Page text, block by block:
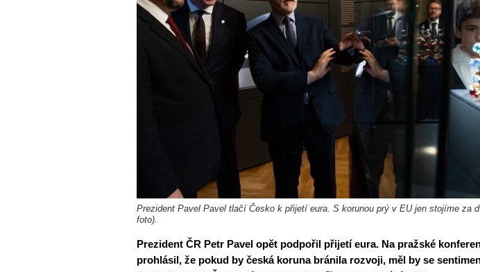
Prezident Pavel Pavel tlačí Česko k přijetí eura. S korunou prý v EU jen stojíme za
foto).
Prezident ČR Petr Pavel opět podpořil přijetí eura. Na pražské
prohlásil, že pokud by česká koruna bránila rozvoji, měl by se